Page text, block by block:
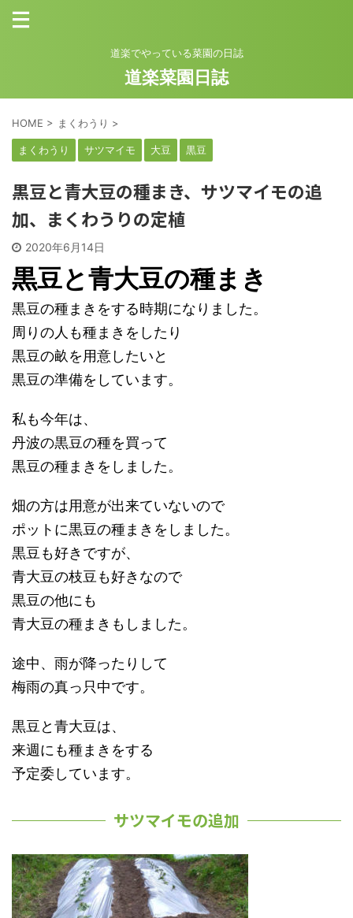
道楽でやっている菜園の日誌
道楽菜園日誌
HOME > まくわうり >
まくわうり サツマイモ 大豆 黒豆
黒豆と青大豆の種まき、サツマイモの追
加、まくわうりの定植
2020年6月14日
黒豆と青大豆の種まき
黒豆の種まきをする時期になりました。
周りの人も種まきをしたり
黒豆の畝を用意したいと
黒豆の準備をしています。
私も今年は、
丹波の黒豆の種を買って
黒豆の種まきをしました。
畑の方は用意が出来ていないので
ポットに黒豆の種まきをしました。
黒豆も好きですが、
青大豆の枝豆も好きなので
黒豆の他にも
青大豆の種まきもしました。
途中、雨が降ったりして
梅雨の真っ只中です。
黒豆と青大豆は、
来週にも種まきをする
予定委しています。
サツマイモの追加